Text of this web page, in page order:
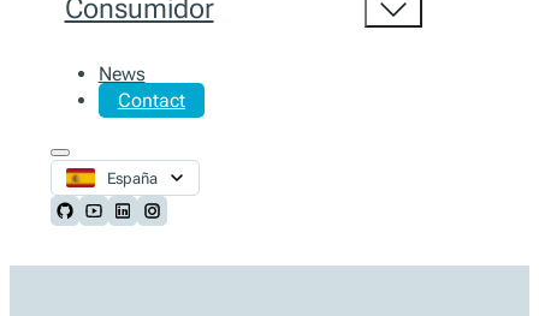
Consumidor
News
Contact
España
Follow us on Github
Follow us on Youtube
Follow us on LinkedIn
Follow us on Instagram